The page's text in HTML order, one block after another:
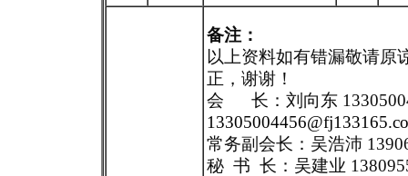
备注：
以上资料如有错漏敬请原
正，谢谢！
会 长：刘向东
常务副会长：吴浩沛
秘 书 长：吴建业